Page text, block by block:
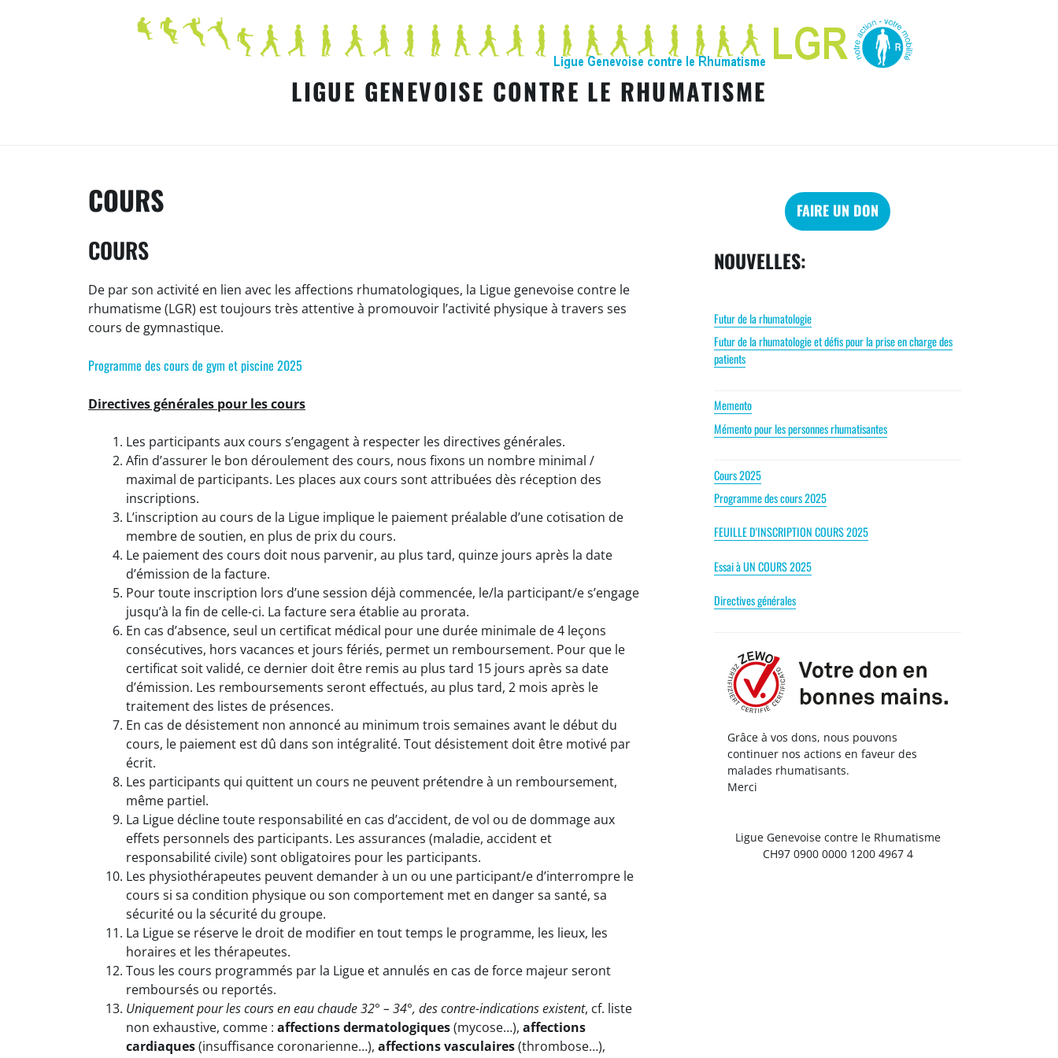
LIGUE GENEVOISE CONTRE LE RHUMATISME
COURS
COURS
De par son activité en lien avec les affections rhumatologiques, la Ligue genevoise contre le
rhumatisme (LGR) est toujours très attentive à promouvoir l’activité physique à travers ses
cours de gymnastique.
Programme des cours de gym et piscine 2025
Directives générales pour les cours
Les participants aux cours s’engagent à respecter les directives générales.
Afin d’assurer le bon déroulement des cours, nous fixons un nombre minimal /
maximal de participants. Les places aux cours sont attribuées dès réception des
inscriptions.
L’inscription au cours de la Ligue implique le paiement préalable d’une cotisation de
membre de soutien, en plus de prix du cours.
Le paiement des cours doit nous parvenir, au plus tard, quinze jours après la date
d’émission de la facture.
Pour toute inscription lors d’une session déjà commencée, le/la participant/e s’engage
jusqu’à la fin de celle-ci. La facture sera établie au prorata.
En cas d’absence, seul un certificat médical pour une durée minimale de 4 leçons
consécutives, hors vacances et jours fériés, permet un remboursement. Pour que le
certificat soit validé, ce dernier doit être remis au plus tard 15 jours après sa date
d’émission. Les remboursements seront effectués, au plus tard, 2 mois après le
traitement des listes de présences.
En cas de désistement non annoncé au minimum trois semaines avant le début du
cours, le paiement est dû dans son intégralité. Tout désistement doit être motivé par
écrit.
Les participants qui quittent un cours ne peuvent prétendre à un remboursement,
même partiel.
La Ligue décline toute responsabilité en cas d’accident, de vol ou de dommage aux
effets personnels des participants. Les assurances (maladie, accident et
responsabilité civile) sont obligatoires pour les participants.
Les physiothérapeutes peuvent demander à un ou une participant/e d’interrompre le
cours si sa condition physique ou son comportement met en danger sa santé, sa
sécurité ou la sécurité du groupe.
La Ligue se réserve le droit de modifier en tout temps le programme, les lieux, les
horaires et les thérapeutes.
Tous les cours programmés par la Ligue et annulés en cas de force majeur seront
remboursés ou reportés.
Uniquement pour les cours en eau chaude 32° – 34°, des contre-indications existent, cf. liste
non exhaustive, comme : affections dermatologiques(mycose…), affections
cardiaques(insuffisance coronarienne…), affections vasculaires(thrombose…),
FAIRE UN DON
NOUVELLES:
Futur de la rhumatologie
Futur de la rhumatologie et défis pour la prise en charge des
patients
Memento
Mémento pour les personnes rhumatisantes
Cours 2025
Programme des cours 2025
FEUILLE D'INSCRIPTION COURS 2025
Essai à UN COURS 2025
Directives générales
Grâce à vos dons, nous pouvons
continuer nos actions en faveur des
malades rhumatisants.
Merci
Ligue Genevoise contre le Rhumatisme
CH97 0900 0000 1200 4967 4